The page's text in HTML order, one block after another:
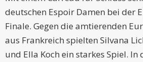
deutschen Espoir Damen bei der
Finale. Gegen die amtierenden
aus Frankreich spielten Silvana
und Ella Koch ein starkes Spiel. In